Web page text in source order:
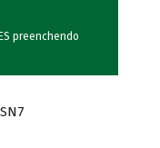
preenchendo